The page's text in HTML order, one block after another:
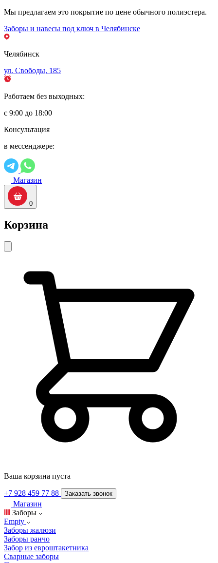
Мы предлагаем это покрытие по цене обычного полиэстера.
Заборы и навесы под ключ в Челябинске
Челябинск
ул. Свободы, 185
Работаем без выходных:
с 9:00 до 18:00
Консультация
в мессенджере:
Магазин
0
Корзина
Ваша корзина пуста
+7 928 459 77 88 Заказать звонок
Магазин
Заборы
Empty
Заборы жалюзи
Заборы ранчо
Забор из евроштакетника
Сварные заборы